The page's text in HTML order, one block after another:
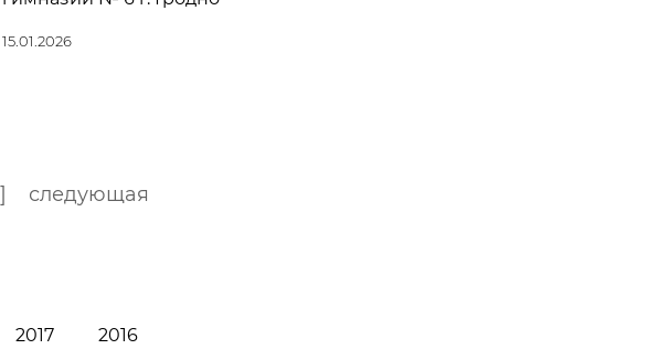
15.01.2026
следующая
2017 2016